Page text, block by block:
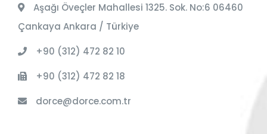
Aşağı Öveçler Mahallesi 1325. Sok. No:6 06460
Çankaya Ankara / Türkiye
+90 (312) 472 82 10
+90 (312) 472 82 18
dorce@dorce.com.tr